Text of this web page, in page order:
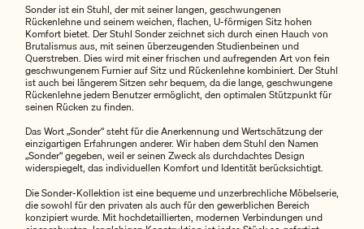
Sonder ist ein Stuhl, der mit seiner langen, geschwungenen
Rückenlehne und seinem weichen, flachen, U-förmigen Sitz hohen
Komfort bietet. Der Stuhl Sonder zeichnet sich durch einen Hauch von
Brutalismus aus, mit seinen überzeugenden Studienbeinen und
Querstreben. Dies wird mit einer frischen und aufregenden Art von fein
geschwungenem Furnier auf Sitz und Rückenlehne kombiniert. Der Stuhl
ist auch bei längerem Sitzen sehr bequem, da die lange, geschwungene
Rückenlehne jedem Benutzer ermöglicht, den optimalen Stützpunkt für
seinen Rücken zu finden.
Das Wort „Sonder“ steht für die Anerkennung und Wertschätzung der
einzigartigen Erfahrungen anderer. Wir haben dem Stuhl den Namen
„Sonder“ gegeben, weil er seinen Zweck als durchdachtes Design
widerspiegelt, das individuellen Komfort und Identität berücksichtigt.
Die Sonder-Kollektion ist eine bequeme und unzerbrechliche Möbelserie,
die sowohl für den privaten als auch für den gewerblichen Bereich
konzipiert wurde. Mit hochdetaillierten, modernen Verbindungen und